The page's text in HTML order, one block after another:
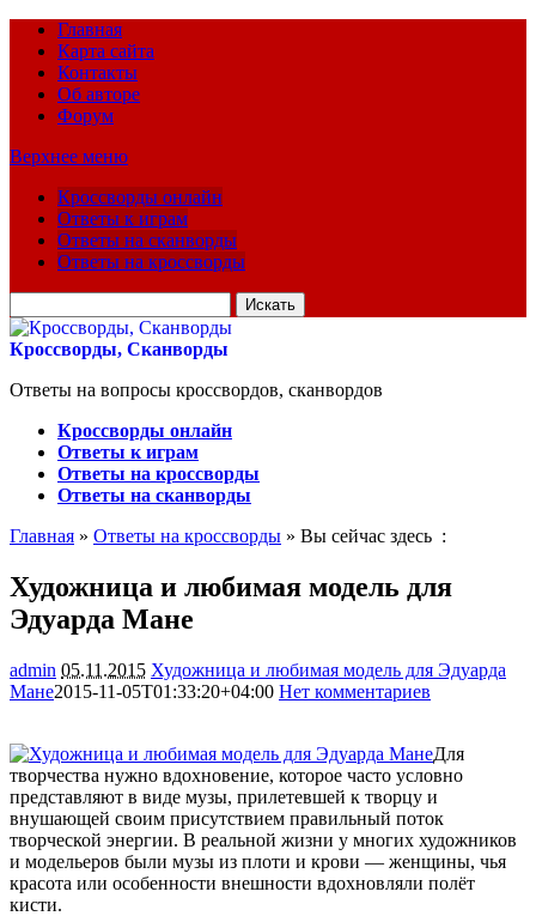
Главная
Карта сайта
Контакты
Об авторе
Форум
Верхнее меню
Кроссворды онлайн
Ответы к играм
Ответы на сканворды
Ответы на кроссворды
для:
Кроссворды, Сканворды
Ответы на вопросы кроссвордов, сканвордов
Кроссворды онлайн
Ответы к играм
Ответы на кроссворды
Ответы на сканворды
Главная » Ответы на кроссворды » Вы сейчас здесь :
Художница и любимая модель для
Эдуарда Мане
admin 05.11.2015 Художница и любимая модель для Эдуарда
Мане2015-11-05T01:33:20+04:00 Нет комментариев
Для
творчества нужно вдохновение, которое часто условно
представляют в виде музы, прилетевшей к творцу и
внушающей своим присутствием правильный поток
творческой энергии. В реальной жизни у многих художников
и модельеров были музы из плоти и крови — женщины, чья
красота или особенности внешности вдохновляли полёт
кисти.